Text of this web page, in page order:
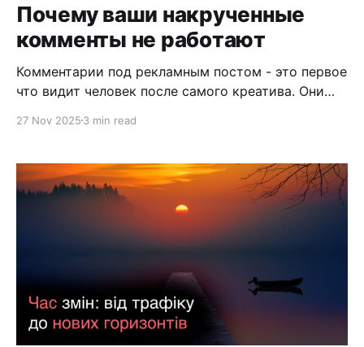
Почему ваши накрученные
комменты не работают
Комментарии под рекламным постом - это первое
что видит человек после самого креатива. Они
полностью его убить. Казалось бы, очевидная
настолько криво, что лучше бы не делали вообще.
В этой статье разберём как накручивать
комментарии правильно:
27 Nov 2025 3 min read